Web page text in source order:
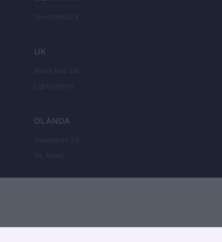
Investieren24
UK
News Hub UK
Lgbtq News
OLANDA
Investeren 24
NL Newz